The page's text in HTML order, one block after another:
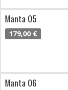
Manta 05
179,00 €
Manta 06